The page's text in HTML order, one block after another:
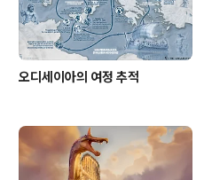
오디세이아의 여정 추적